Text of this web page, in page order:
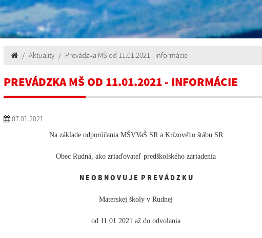
Aktuality Prevádzka MŠ od 11.01.2021 - informácie
PREVÁDZKA MŠ OD 11.01.2021 - INFORMÁCIE
07.01.2021
Na základe odporúčania MŠVVaŠ SR a Krízového štábu SR
Obec Rudná, ako zriaďovateľ predškolského zariadenia
N E O B N O V U J E P R E V Á D Z K U
Materskej školy v Rudnej
od 11.01.2021 až do odvolania